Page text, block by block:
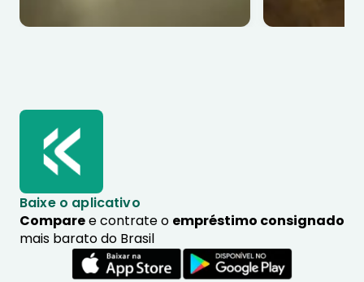
Baixe o aplicativo
Comparee contrate o empréstimo consignado
mais barato do Brasil